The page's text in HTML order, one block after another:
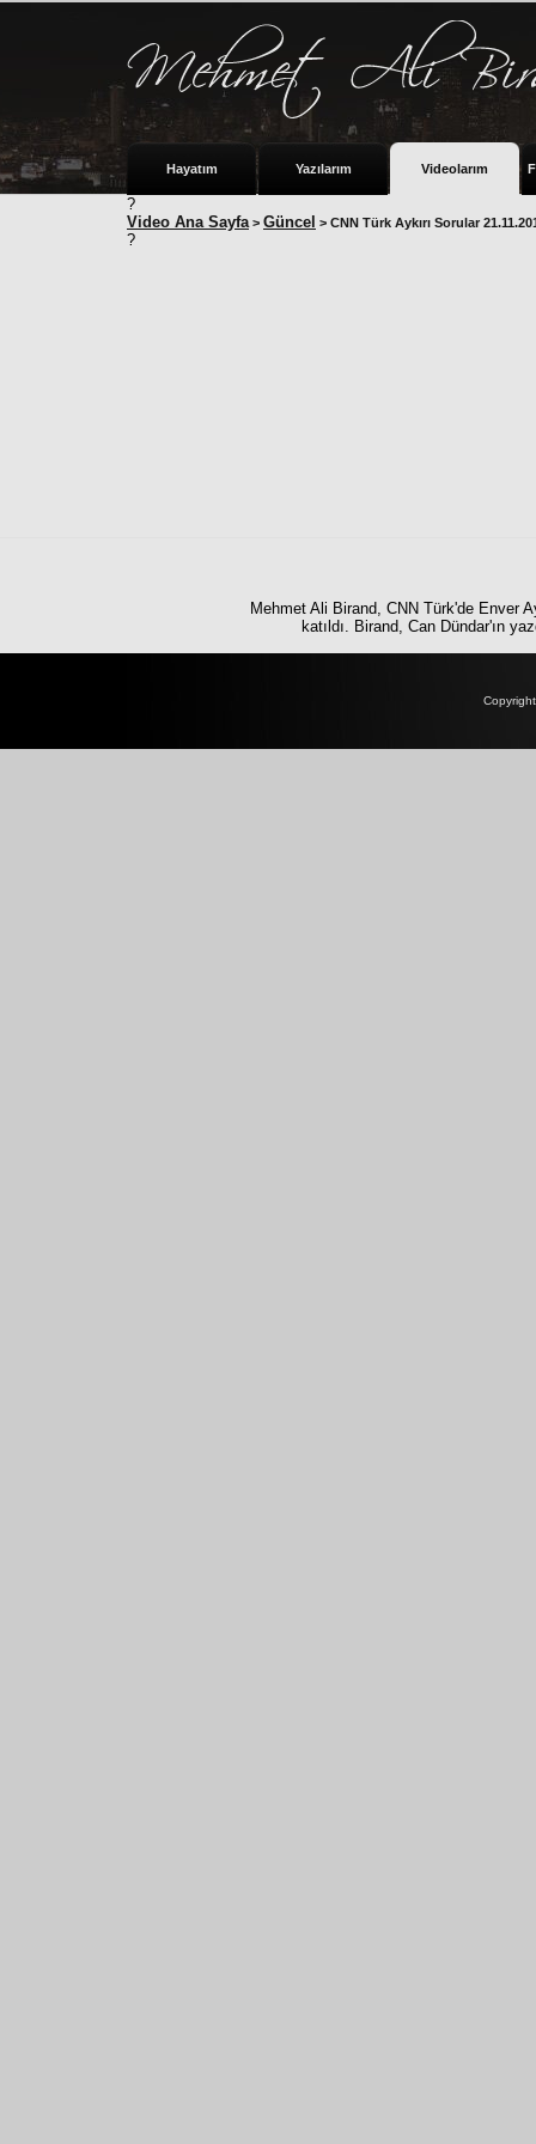
Hayatım Yazılarım Videolarım
?
Video Ana Sayfa > Güncel > CNN Türk Aykırı Sorular
?
Mehmet Ali Birand, CNN Türk'de Enver
katıldı. Birand, Can Dündar'ın